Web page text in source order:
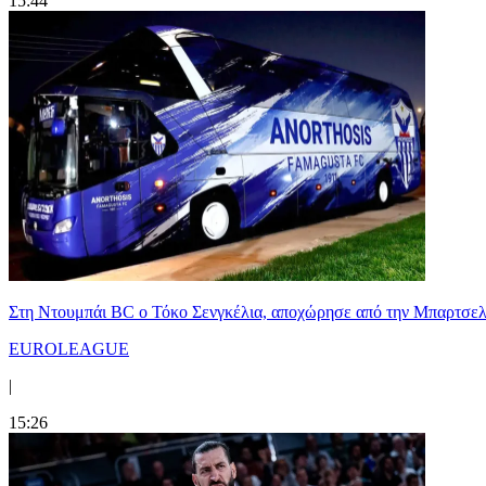
Στη Nτουμπάι BC ο Τόκο Σενγκέλια, αποχώρησε από την
EUROLEAGUE
|
15:26